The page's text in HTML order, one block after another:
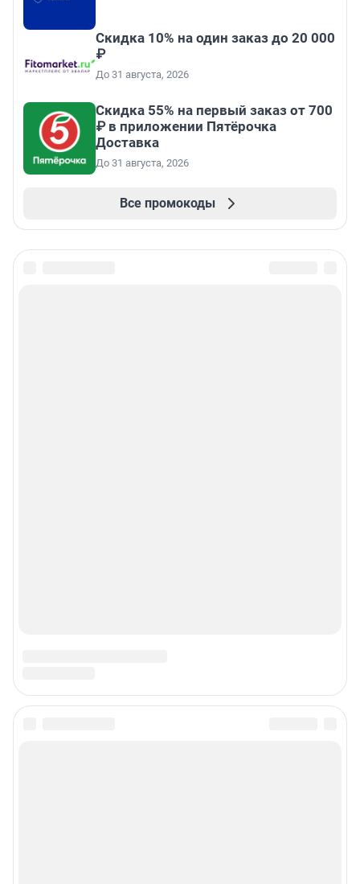
Скидка 10% на один заказ до 20 000
₽
До 31 августа, 2026
Скидка 55% на первый заказ от 700
₽ в приложении Пятёрочка
Доставка
До 31 августа, 2026
Все промокоды